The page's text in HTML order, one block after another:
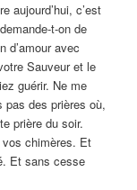
aujourd’hui, c’est
t-on de
d’amour avec
Sauveur et le
guérir. Ne me
des prières où,
prière du soir.
chimères. Et
Et sans cesse